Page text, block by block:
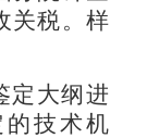
关税。样
定大纲进
的技术机